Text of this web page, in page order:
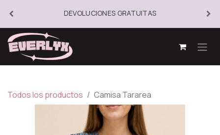
DEVOLUCIONES GRATUITAS
Todos los productos Camisa Tararea